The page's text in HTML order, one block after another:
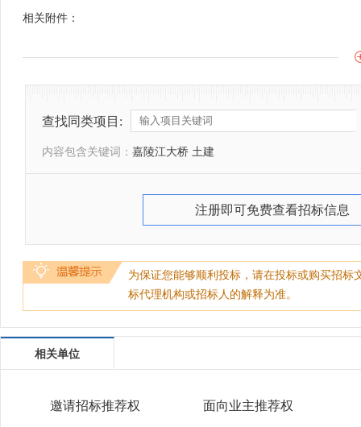
相关附件：
查找同类项目:
内容包含关键词： 嘉陵江大桥 土建
注册即可免费查看招标信息
为保证您能够顺利投标，请在投标或购买招
标代理机构或招标人的解释为准。
相关单位
邀请招标推荐权 面向业主推荐权